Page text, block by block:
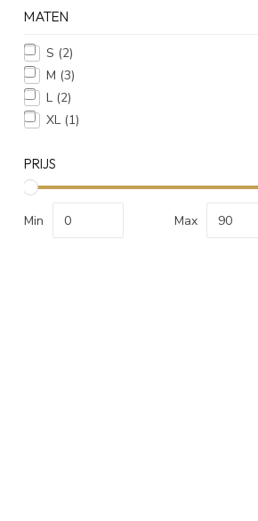
MATEN
S (2)
M (3)
L (2)
XL (1)
PRIJS
Min Max